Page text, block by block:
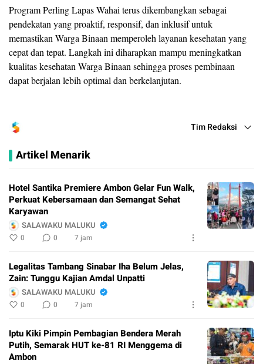
Program Perling Lapas Wahai terus dikembangkan sebagai
pendekatan yang proaktif, responsif, dan inklusif untuk
memastikan Warga Binaan memperoleh layanan kesehatan yang
cepat dan tepat. Langkah ini diharapkan mampu meningkatkan
kualitas kesehatan Warga Binaan sehingga proses pembinaan
dapat berjalan lebih optimal dan berkelanjutan.
Tim Redaksi
Artikel Menarik
Hotel Santika Premiere Ambon Gelar Fun Walk,
Perkuat Kebersamaan dan Semangat Sehat
Karyawan
SALAWAKU MALUKU
0 0 7 jam
Legalitas Tambang Sinabar Iha Belum Jelas,
Zain: Tunggu Kajian Amdal Unpatti
SALAWAKU MALUKU
0 0 7 jam
Iptu Kiki Pimpin Pembagian Bendera Merah
Putih, Semarak HUT ke-81 RI Menggema di
Ambon